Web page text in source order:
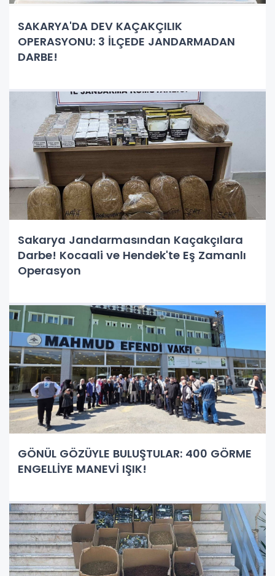
SAKARYA'DA DEV KAÇAKÇILIK
OPERASYONU: 3 İLÇEDE JANDARMADAN
DARBE!
Sakarya Jandarmasından Kaçakçılara
Darbe! Kocaali ve Hendek'te Eş Zamanlı
Operasyon
GÖNÜL GÖZÜYLE BULUŞTULAR: 400 GÖRME
ENGELLİYE MANEVİ IŞIK!